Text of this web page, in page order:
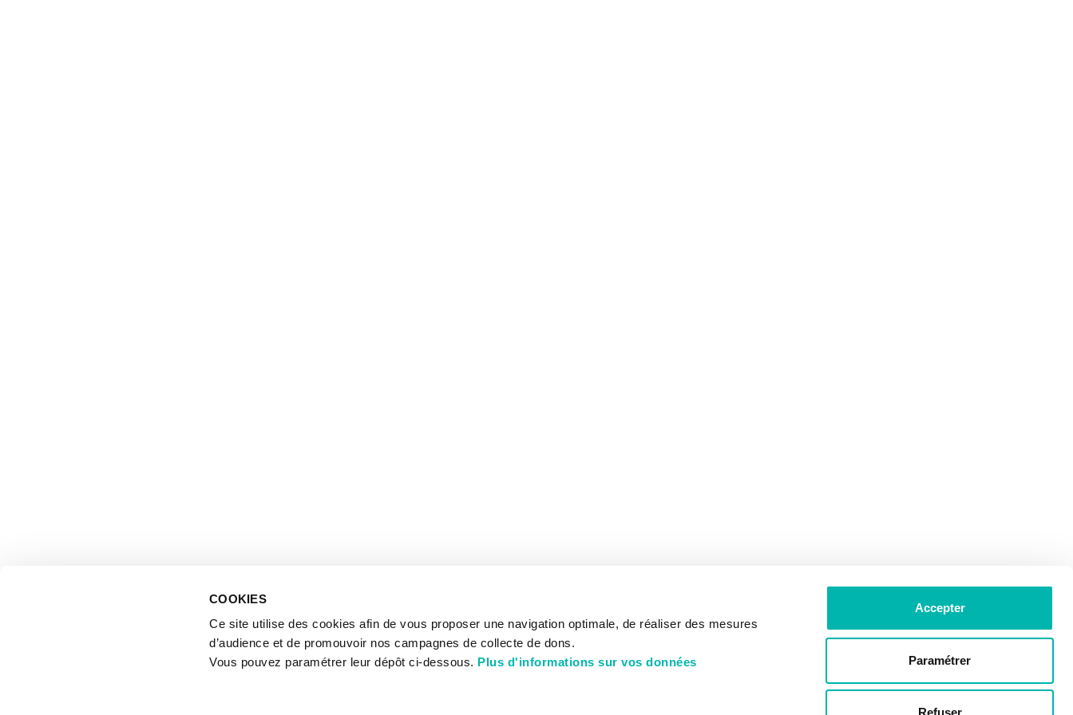
COOKIES
Ce site utilise des cookies afin de vous proposer une navigation optimale, de réaliser des mesures
d’audience et de promouvoir nos campagnes de collecte de dons.
Vous pouvez paramétrer leur dépôt ci-dessous. Plus d'informations sur vos données
Accepter
Paramétrer
Refuser